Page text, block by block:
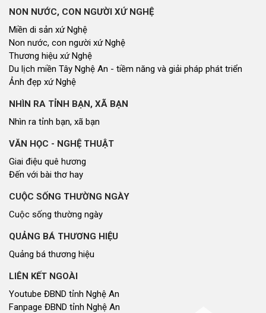
NON NƯỚC, CON NGƯỜI XỨ NGHỆ
Miền di sản xứ Nghệ
Non nước, con người xứ Nghệ
Thương hiệu xứ Nghệ
Du lịch miền Tây Nghệ An - tiềm năng và giải pháp phát triển
Ảnh đẹp xứ Nghệ
NHÌN RA TỈNH BẠN, XÃ BẠN
Nhìn ra tỉnh bạn, xã bạn
VĂN HỌC - NGHỆ THUẬT
Giai điệu quê hương
Đến với bài thơ hay
CUỘC SỐNG THƯỜNG NGÀY
Cuộc sống thường ngày
QUẢNG BÁ THƯƠNG HIỆU
Quảng bá thương hiệu
LIÊN KẾT NGOÀI
Youtube ĐBND tỉnh Nghệ An
Fanpage ĐBND tỉnh Nghệ An